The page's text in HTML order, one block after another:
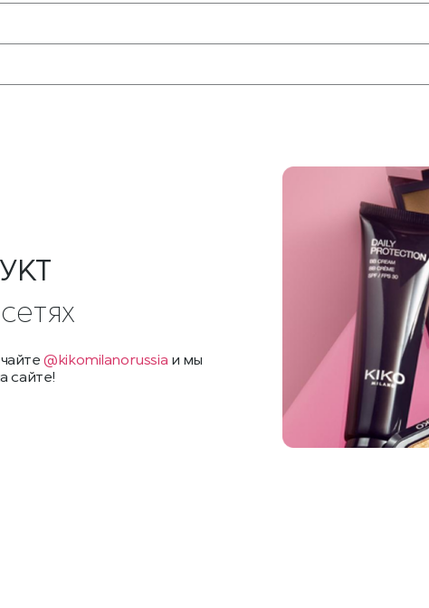
@kikomilanorussia и мы
сайте!